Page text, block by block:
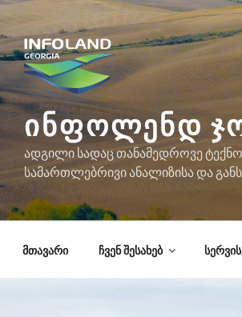
ᲘᲜᲤᲝᲚᲔᲜᲓ
ადგილი სადაც თანამედროვე
სამართლებრივი ანალიზისა და
მთავარი ჩვენ შესახებ